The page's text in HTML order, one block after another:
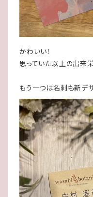
かわいい！
思っていた以上の出来
もう一つは名刺も新デザ